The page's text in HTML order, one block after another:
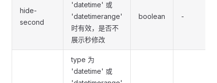
hide-
second
'datetime' 或
'datetimerange'
时有效，是否不
展示秒修改
boolean -
type 为
'datetime' 或